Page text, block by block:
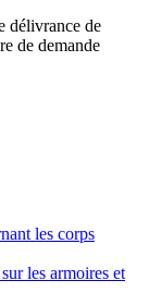
délivrance de
de demande
les corps
les armoires et